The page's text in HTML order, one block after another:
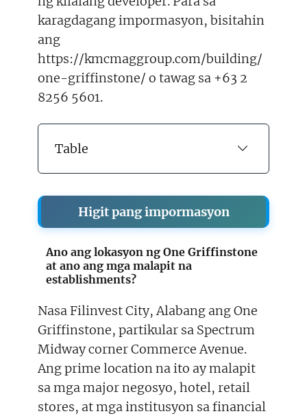
karagdagang impormasyon, bisitahin
ang
https://kmcmaggroup.com/building/
one-griffinstone/ o tawag sa +63 2
8256 5601.
Table
Higit pang impormasyon
Ano ang lokasyon ng One Griffinstone
at ano ang mga malapit na
establishments?
Nasa Filinvest City, Alabang ang One
Griffinstone, partikular sa Spectrum
Midway corner Commerce Avenue.
Ang prime location na ito ay malapit
sa mga major negosyo, hotel, retail
stores, at mga institusyon sa financial